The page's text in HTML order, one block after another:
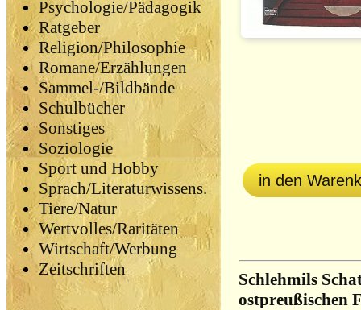
Psychologie/Pädagogik
Ratgeber
Religion/Philosophie
Romane/Erzählungen
Sammel-/Bildbände
Schulbücher
Sonstiges
Soziologie
Sport und Hobby
Sprach/Literaturwissens.
Tiere/Natur
Wertvolles/Raritäten
Wirtschaft/Werbung
Zeitschriften
in den
Schlehmils
ostpreußischen